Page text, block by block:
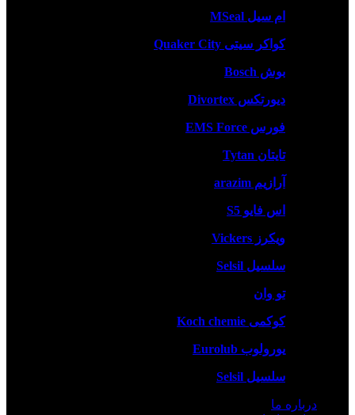
ام سیل MSeal
کواکر سیتی Quaker City
بوش Bosch
دیورتکس Divortex
فورس EMS Force
تایتان Tytan
آرازیم arazim
اس فایو S5
ویکرز Vickers
سلسیل Selsil
تو وان
کوکمی Koch chemie
یورولوب Eurolub
سلسیل Selsil
درباره ما